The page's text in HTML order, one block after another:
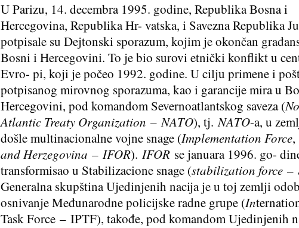
U Parizu, 14. decembra 1995. godine, Republika Bosna i
Hercegovina, Republika Hr- vatska, i Savezna Republika
potpisale su Dejtonski sporazum, kojim je okončan
Bosni i Hercegovini. To je bio surovi etnički konflikt u
Evro- pi, koji je počeo 1992. godine. U cilju primene i
potpisanog mirovnog sporazuma, kao i garancije mira u
Hercegovini, pod komandom Severnoatlantskog saveza (
Atlantic Treaty Organization –NATO), tj.NATO-a, u
došle multinacionalne vojne snage (Implementation Force,
and Herzegovina – IFOR). IFOR se januara 1996. go-
transformisao u Stabilizacione snage (stabilization force –
Generalna skupština Ujedinjenih nacija je u toj zemlji
osnivanje Međunarodne policijske radne grupe (In
Task Force – IPTF), takođe, pod komandom Ujedinjenih